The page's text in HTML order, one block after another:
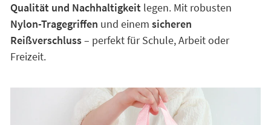
Qualität und Nachhaltigkeitlegen. Mit robusten
Nylon-Tragegriffen und einem sicheren
Reißverschluss– perfekt für Schule, Arbeit oder
Freizeit.